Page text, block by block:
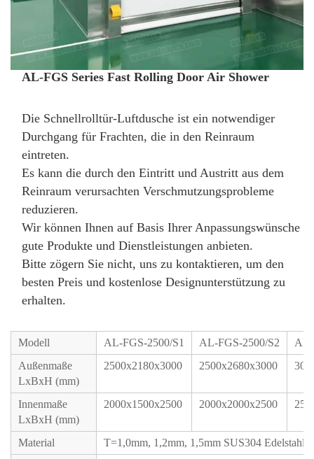
AL-FGS Series Fast Rolling Door Air Shower
Die Schnellrolltür-Luftdusche ist ein notwendiger
Durchgang für Frachten, die in den Reinraum
eintreten.
Es kann die durch den Eintritt und Austritt aus dem
Reinraum verursachten Verschmutzungsprobleme
reduzieren.
Wir können Ihnen auf Basis Ihrer Anpassungswünsche
gute Produkte und Dienstleistungen anbieten.
Bitte zögern Sie nicht, uns zu kontaktieren, um den
besten Preis und kostenlose Designunterstützung zu
erhalten.
Modell AL-FGS-2500/S1 AL-FGS-2500/S2
AL-
Außenmaße
LxBxH (mm)
2500x2180x3000 2500x2680x3000
Innenmaße
LxBxH (mm)
2000x1500x2500 2000x2000x2500
Material
T=1,0mm, 1,2mm, 1,5mm SUS304 Edelstahl